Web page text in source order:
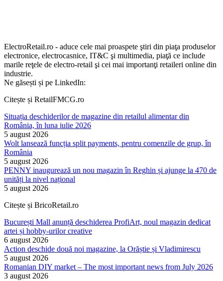
ElectroRetail.ro - aduce cele mai proaspete ştiri din piaţa produselor
electronice, electrocasnice, IT&C şi multimedia, piaţă ce include
marile reţele de electro-retail şi cei mai importanţi retaileri online din
industrie.
Ne găsești și pe LinkedIn:
Citește și RetailFMCG.ro
Situația deschiderilor de magazine din retailul alimentar din
România, în luna iulie 2026
5 august 2026
Wolt lansează funcția split payments, pentru comenzile de grup, în
România
5 august 2026
PENNY inaugurează un nou magazin în Reghin și ajunge la 470 de
unități la nivel național
5 august 2026
Citește și BricoRetail.ro
București Mall anunță deschiderea ProfiArt, noul magazin dedicat
artei și hobby-urilor creative
6 august 2026
Action deschide două noi magazine, la Orăștie și Vladimirescu
5 august 2026
Romanian DIY market – The most important news from July 2026
3 august 2026